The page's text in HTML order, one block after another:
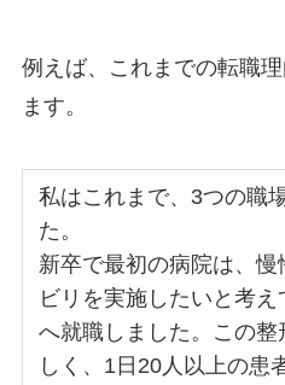
例えば、これまでの転職
ます。
私はこれまで、3つの職
た。
新卒で最初の病院は、
ビリを実施したいと考
へ就職しました。この
しく、1日20人以上の患